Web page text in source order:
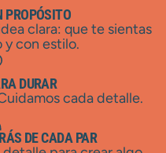
PROPÓSITO
clara: que te sientas
y con estilo.
DURAR
cada detalle.
DE CADA PAR